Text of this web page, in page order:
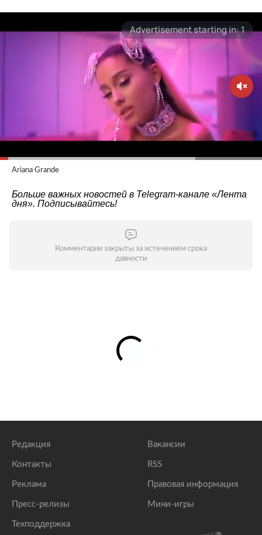
Ariana Grande
Больше важных новостей в Telegram-канале «Лента
дня». Подписывайтесь!
Комментарии закрыты за истечением срока
давности
Редакция
Контакты
Реклама
Пресс-релизы
Техподдержка
Вакансии
RSS
Правовая информация
Мини-игры